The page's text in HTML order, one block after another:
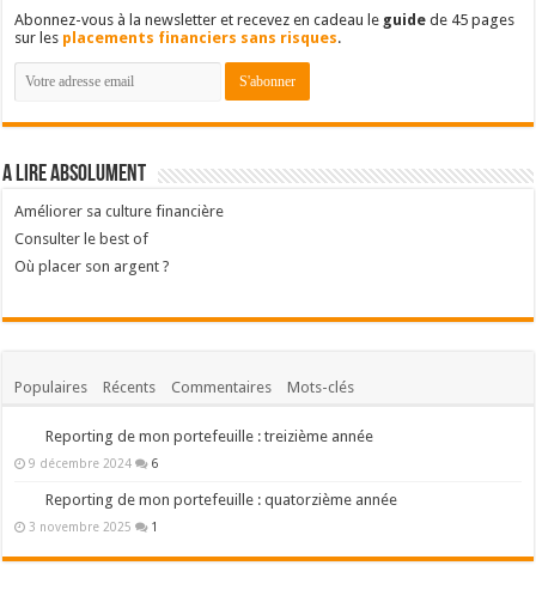
Abonnez-vous à la newsletter et recevez en cadeau le guide de 45 pages
sur les placements financiers sans risques.
A lire absolument
Améliorer sa culture financière
Consulter le best of
Où placer son argent ?
Populaires Récents Commentaires Mots-clés
Reporting de mon portefeuille : treizième année
9 décembre 2024 6
Reporting de mon portefeuille : quatorzième année
3 novembre 2025 1